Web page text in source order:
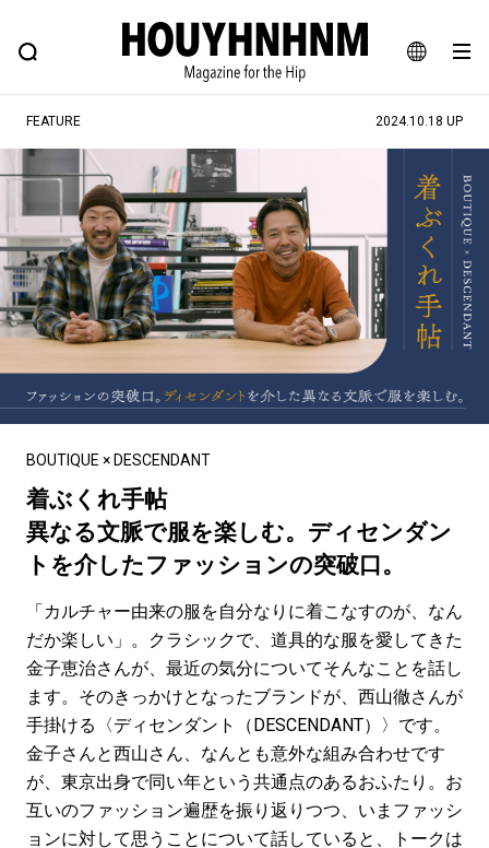
JA
EN
FEATURE BLOG SNAP
ヒップなファッション、カルチャー、ライフスタイルWEBマガジン
#注目のタグ
#SHOPPING ADDICT #憧れの逸品
#ESSENTIAL DESIGNS #古着サミット
#NEW VINTAGE #マイナーグッド図鑑
#路地裏てぃーん。 #MONTHLY JOURNAL
#ととけん #FASHION
#LIFESTYLE
#SPORTS #HANDSOME HANDBOOK
FEATURE 2024.10.18 UP
BOUTIQUE × DESCENDANT
着ぶくれ手帖
異なる文脈で服を楽しむ。ディセンダン
トを介したファッションの突破口。
「カルチャー由来の服を自分なりに着こなすのが、なん
だか楽しい」。クラシックで、道具的な服を愛してきた
金子恵治さんが、最近の気分についてそんなことを話し
ます。そのきっかけとなったブランドが、西山徹さんが
手掛ける〈ディセンダント（DESCENDANT）〉です。
金子さんと西山さん、なんとも意外な組み合わせです
が、東京出身で同い年という共通点のあるおふたり。お
互いのファッション遍歴を振り返りつつ、いまファッシ
ョンに対して思うことについて話していると、トークは